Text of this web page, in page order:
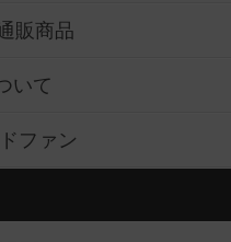
販商品
いて
ファン